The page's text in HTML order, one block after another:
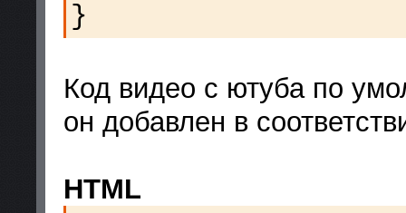
}
Код видео с ютуба по
он добавлен в
HTML